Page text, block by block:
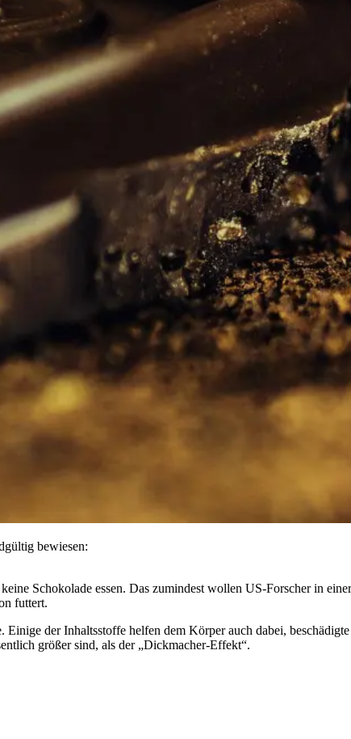
bewiesen:
Schokolade essen. Das zumindest wollen US-Forscher in
futtert.
der Inhaltsstoffe helfen dem Körper auch dabei,
größer sind, als der „Dickmacher-Effekt“.